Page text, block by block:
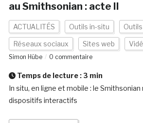
au Smithsonian : acte II
ACTUALITÉS Outils in-situ
Réseaux sociaux Sites web
Simon Hübe
0 commentaire
Temps de lecture : 3 min
In situ, en ligne et mobile : le
dispositifs interactifs